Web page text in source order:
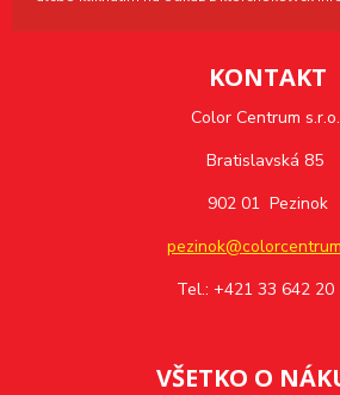
KONTAKT
Color Centrum s.r.o.
Bratislavská 85
902 01 Pezinok
Tel.: +421 33 642 20
VŠETKO O